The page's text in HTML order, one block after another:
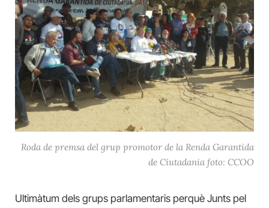
Roda de premsa del grup promotor de la Renda Garantida
de Ciutadania foto: CCOO
Ultimàtum dels grups parlamentaris perquè Junts pel